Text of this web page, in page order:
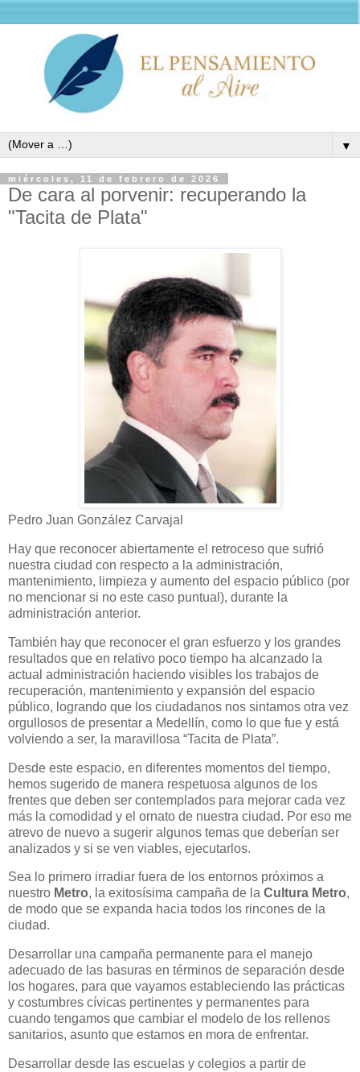
▼
miércoles, 11 de febrero de 2026
De cara al porvenir: recuperando la
"Tacita de Plata"
Pedro Juan González Carvajal
Hay que reconocer abiertamente el retroceso que sufrió
nuestra ciudad con respecto a la administración,
mantenimiento, limpieza y aumento del espacio público (por
no mencionar si no este caso puntual), durante la
administración anterior.
También hay que reconocer el gran esfuerzo y los grandes
resultados que en relativo poco tiempo ha alcanzado la
actual administración haciendo visibles los trabajos de
recuperación, mantenimiento y expansión del espacio
público, logrando que los ciudadanos nos sintamos otra vez
orgullosos de presentar a Medellín, como lo que fue y está
volviendo a ser, la maravillosa “Tacita de Plata”.
Desde este espacio, en diferentes momentos del tiempo,
hemos sugerido de manera respetuosa algunos de los
frentes que deben ser contemplados para mejorar cada vez
más la comodidad y el ornato de nuestra ciudad. Por eso me
atrevo de nuevo a sugerir algunos temas que deberían ser
analizados y si se ven viables, ejecutarlos.
Sea lo primero irradiar fuera de los entornos próximos a
nuestro Metro, la exitosísima campaña de la Cultura Metro,
de modo que se expanda hacia todos los rincones de la
ciudad.
Desarrollar una campaña permanente para el manejo
adecuado de las basuras en términos de separación desde
los hogares, para que vayamos estableciendo las prácticas
y costumbres cívicas pertinentes y permanentes para
cuando tengamos que cambiar el modelo de los rellenos
sanitarios, asunto que estamos en mora de enfrentar.
Desarrollar desde las escuelas y colegios a partir de